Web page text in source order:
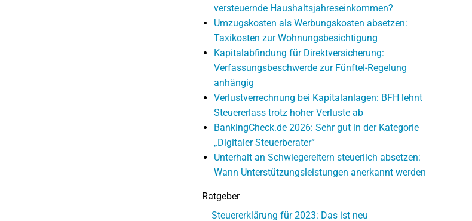
versteuernde Haushaltsjahreseinkommen?
Umzugskosten als Werbungskosten absetzen:
Taxikosten zur Wohnungsbesichtigung
Kapitalabfindung für Direktversicherung:
Verfassungsbeschwerde zur Fünftel-Regelung
anhängig
Verlustverrechnung bei Kapitalanlagen: BFH lehnt
Steuererlass trotz hoher Verluste ab
BankingCheck.de 2026: Sehr gut in der Kategorie
„Digitaler Steuerberater“
Unterhalt an Schwiegereltern steuerlich absetzen:
Wann Unterstützungsleistungen anerkannt werden
Ratgeber
Steuererklärung für 2023: Das ist neu